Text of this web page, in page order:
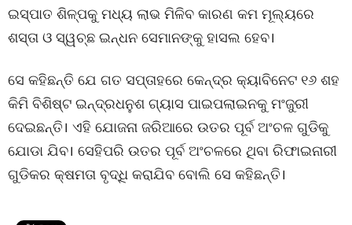
ଇସ୍ପାତ ଶିଳ୍ପକୁ ମଧ୍ୟ ଲାଭ ମିଳିବ କାରଣ କମ ମୂଲ୍ୟରେ
ଶସ୍ତା ଓ ସ୍ୱଚ୍ଛ ଇନ୍ଧନ ସେମାନଙ୍କୁ ହାସଲ ହେବ।
ସେ କହିଛନ୍ତି ଯେ ଗତ ସପ୍ତାହରେ କେନ୍ଦ୍ର କ୍ୟାବିନେଟ ୧୬ ଶହ
କିମି ବିଶିଷ୍ଟ ଇନ୍ଦ୍ରଧନୁଶ ଗ୍ୟାସ ପାଇପଲାଇନକୁ ମଂଜୁରୀ
ଦେଇଛନ୍ତି। ଏହି ଯୋଜନା ଜରିଆରେ ଉତର ପୂର୍ବ ଅଂଚଳ ଗୁଡିକୁ
ଯୋଡା ଯିବ। ସେହିପରି ଉତର ପୂର୍ବ ଅଂଚଳରେ ଥିବା ରିଫାଇନାରୀ
ଗୁଡିକର କ୍ଷମତା ବୃଦ୍ଧି କରାଯିବ ବୋଲି ସେ କହିଛନ୍ତି।